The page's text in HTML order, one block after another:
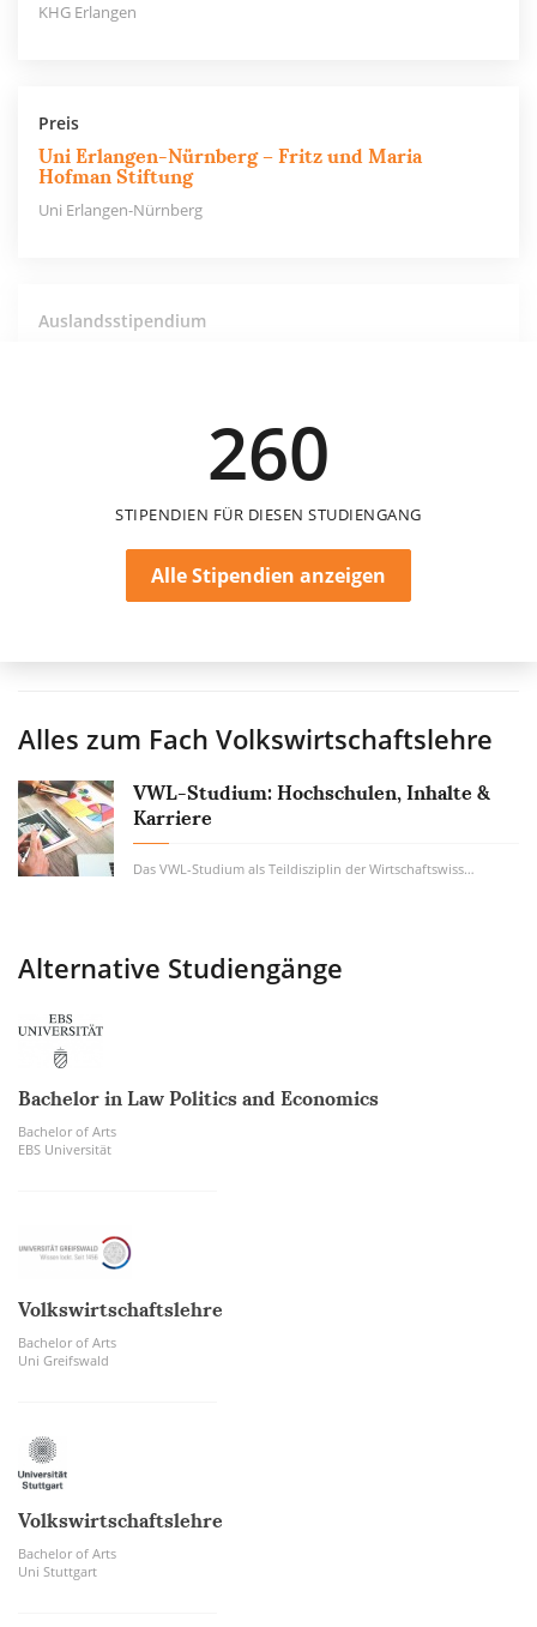
KHG Erlangen
Preis
Uni Erlangen-Nürnberg – Fritz und Maria
Hofman Stiftung
Uni Erlangen-Nürnberg
Auslandsstipendium
260
STIPENDIEN FÜR DIESEN STUDIENGANG
Alle Stipendien anzeigen
Alles zum Fach Volkswirtschaftslehre
VWL-Studium: Hochschulen, Inhalte &
Karriere
Das VWL-Studium als Teildisziplin der Wirtschaftswissenschaft ist eines der beliebtesten...
Alternative Studiengänge
Bachelor in Law Politics and Economics
Bachelor of Arts
EBS Universität
Volkswirtschaftslehre
Bachelor of Arts
Uni Greifswald
Volkswirtschaftslehre
Bachelor of Arts
Uni Stuttgart